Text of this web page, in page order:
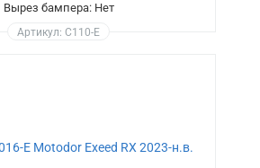
Вырез бампера: Нет
Артикул: C110-E